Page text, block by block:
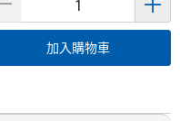
加入購物車